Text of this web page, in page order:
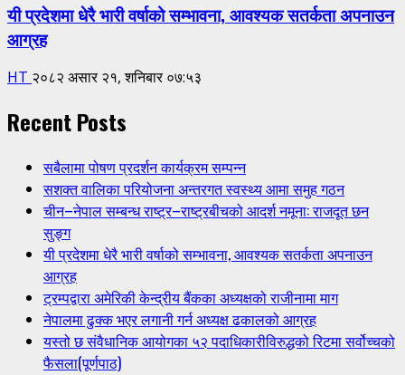
यी प्रदेशमा धेरै भारी वर्षाको सम्भावना, आवश्यक सतर्कता अपनाउन
आग्रह
HT २०८२ असार २१, शनिबार ०७:५३
Recent Posts
सबैलामा पोषण प्रदर्शन कार्यक्रम सम्पन्न
सशक्त वालिका परियोजना अन्तरगत स्वस्थ्य आमा समुह गठन
चीन–नेपाल सम्बन्ध राष्ट्र–राष्ट्रबीचको आदर्श नमूना: राजदूत छन
सुङ्ग
यी प्रदेशमा धेरै भारी वर्षाको सम्भावना, आवश्यक सतर्कता अपनाउन
आग्रह
ट्रम्पद्वारा अमेरिकी केन्द्रीय बैंकका अध्यक्षको राजीनामा माग
नेपालमा ढुक्क भएर लगानी गर्न अध्यक्ष ढकालको आग्रह
यस्तो छ संवैधानिक आयोगका ५२ पदाधिकारीविरुद्धको रिटमा सर्वोच्चको
फैसला(पूर्णपाठ)